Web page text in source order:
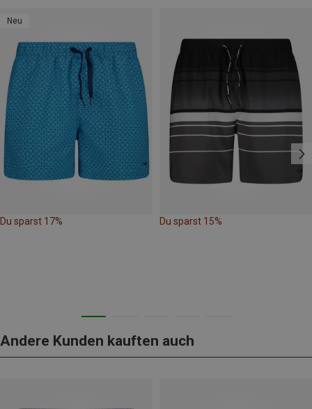
Neu
Du sparst 17% Du sparst 15%
Andere Kunden kauften auch